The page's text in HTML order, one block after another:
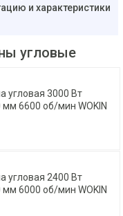
и характеристики
угловые
3000 Вт
6600 об/мин WOKIN
2400 Вт
6000 об/мин WOKIN